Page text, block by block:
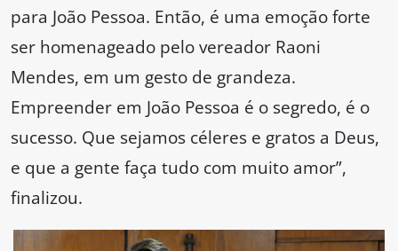
para João Pessoa. Então, é uma emoção forte
ser homenageado pelo vereador Raoni
Mendes, em um gesto de grandeza.
Empreender em João Pessoa é o segredo, é o
sucesso. Que sejamos céleres e gratos a Deus,
e que a gente faça tudo com muito amor”,
finalizou.